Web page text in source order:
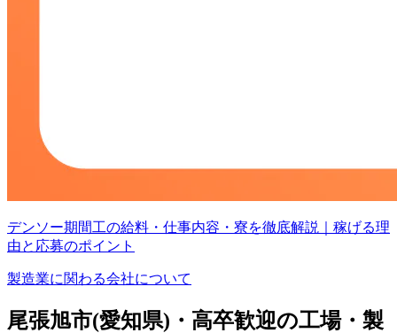
デンソー期間工の給料・仕事内容・寮を徹底解説｜稼げる理
由と応募のポイント
製造業に関わる会社について
尾張旭市(愛知県)・高卒歓迎の工場・製